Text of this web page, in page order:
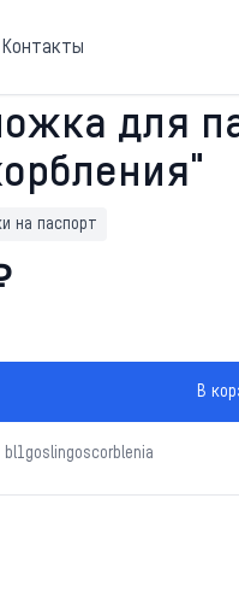
Контакты
для
на паспорт
В
bl1goslingoscorblenia